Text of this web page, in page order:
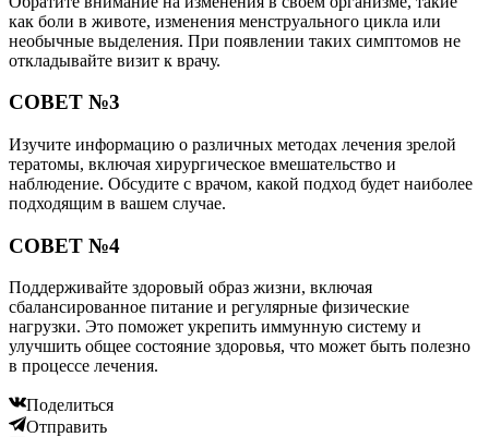
как боли в животе, изменения менструального цикла или
необычные выделения. При появлении таких симптомов не
откладывайте визит к врачу.
СОВЕТ №3
Изучите информацию о различных методах лечения зрелой
тератомы, включая хирургическое вмешательство и
наблюдение. Обсудите с врачом, какой подход будет наиболее
подходящим в вашем случае.
СОВЕТ №4
Поддерживайте здоровый образ жизни, включая
сбалансированное питание и регулярные физические
нагрузки. Это поможет укрепить иммунную систему и
улучшить общее состояние здоровья, что может быть полезно
в процессе лечения.
Поделиться
Отправить